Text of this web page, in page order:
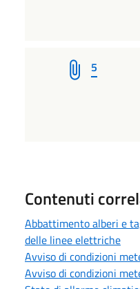
5
Contenuti
Abbattimento alberi e
delle linee elettriche
Avviso di condizioni
Avviso di condizioni